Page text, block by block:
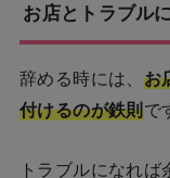
お店とトラブル
辞める時には、 お
付けるのが鉄則で
トラブルになれ